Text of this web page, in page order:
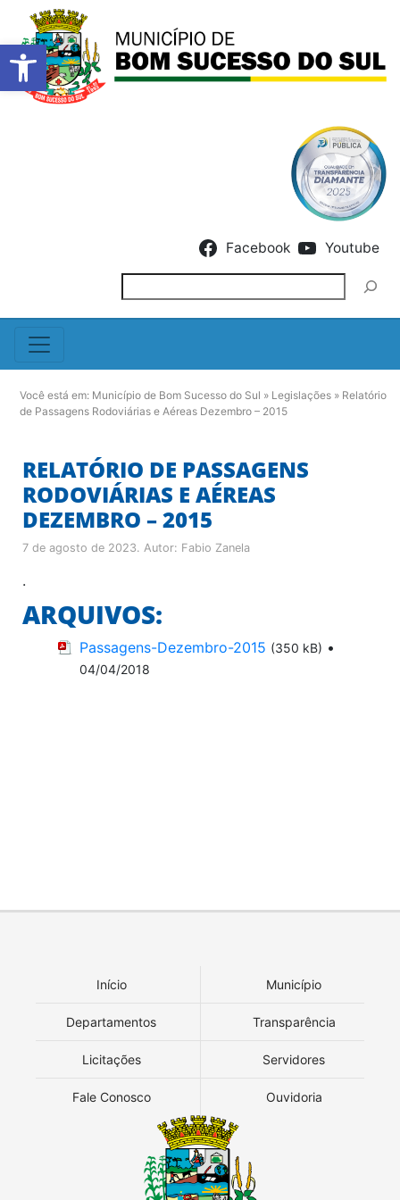
Barra de Ferramentas
Facebook Youtube
Você está em: Município de Bom Sucesso do Sul » Legislações » Relatório
de Passagens Rodoviárias e Aéreas Dezembro – 2015
RELATÓRIO DE PASSAGENS
RODOVIÁRIAS E AÉREAS
DEZEMBRO – 2015
7 de agosto de 2023. Autor: Fabio Zanela
.
ARQUIVOS:
Passagens-Dezembro-2015 (350 kB) •
04/04/2018
Início Município
Departamentos Transparência
Licitações Servidores
Fale Conosco Ouvidoria